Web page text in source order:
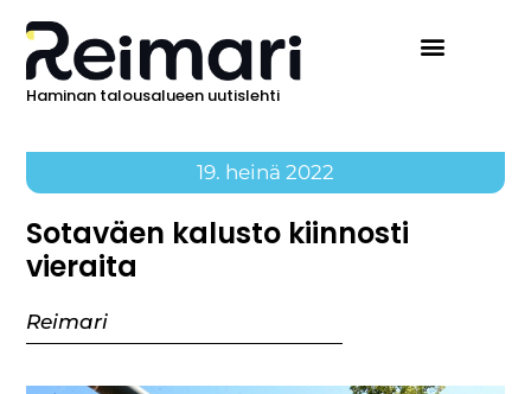
Haminan talousalueen uutislehti
19. heinä 2022
Sotaväen kalusto kiinnosti
vieraita
Reimari